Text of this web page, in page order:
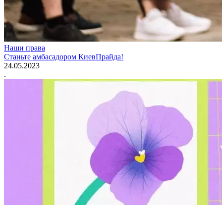
Наши права
Станьте амбасадором КиевПрайда!
24.05.2023
.